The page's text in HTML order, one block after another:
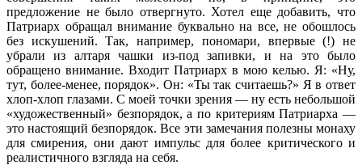
предложение не было отвергнуто. Хотел еще добавить, что
Патриарх обращал внимание буквально на все, не обошлось
без искушений. Так, например, пономари, впервые (!) не
убрали из алтаря чашки из-под запивки, и на это было
обращено внимание. Входит Патриарх в мою келью. Я: «Ну,
тут, более-менее, порядок». Он: «Ты так считаешь?» Я в ответ
хлоп-хлоп глазами. С моей точки зрения — ну есть небольшой
«художественный» безпорядок, а по критериям Патриарха —
это настоящий безпорядок. Все эти замечания полезны монаху
для смирения, они дают импульс для более критического и
реалистичного взгляда на себя.